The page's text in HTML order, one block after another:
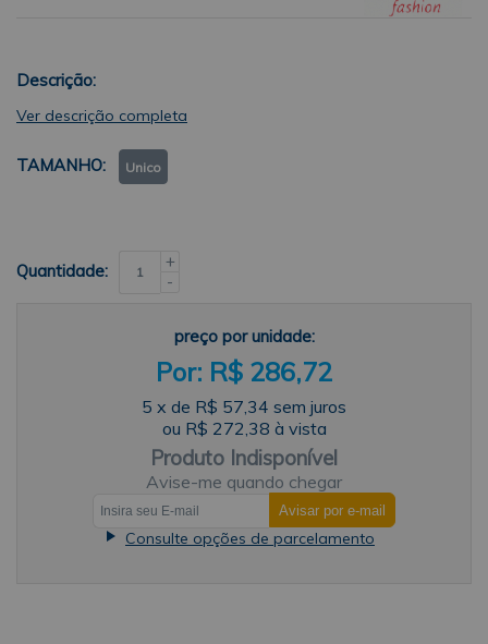
Descrição:
Ver descrição completa
TAMANHO Unico
Quantidade:
+
-
preço por unidade:
R$ 286,72
5 x de R$ 57,34 sem juros
ou R$ 272,38 à vista
Produto Indisponível
Avise-me quando chegar
Consulte opções de parcelamento